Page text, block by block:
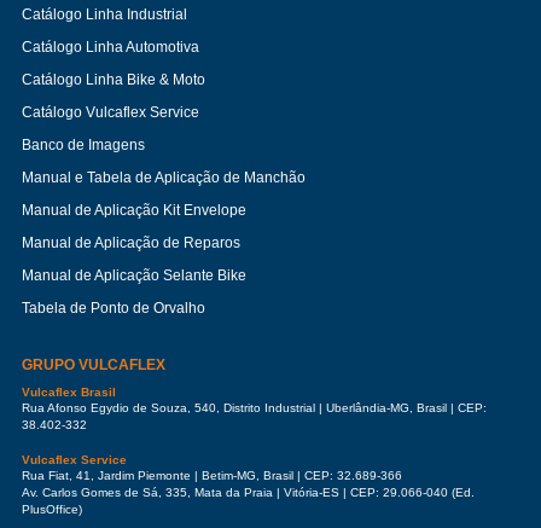
Catálogo Linha Industrial
Catálogo Linha Automotiva
Catálogo Linha Bike & Moto
Catálogo Vulcaflex Service
Banco de Imagens
Manual e Tabela de Aplicação de Manchão
Manual de Aplicação Kit Envelope
Manual de Aplicação de Reparos
Manual de Aplicação Selante Bike
Tabela de Ponto de Orvalho
GRUPO VULCAFLEX
Vulcaflex Brasil
Rua Afonso Egydio de Souza, 540, Distrito Industrial | Uberlândia-MG, Brasil | CEP:
38.402-332
Vulcaflex Service
Rua Fiat, 41, Jardim Piemonte | Betim-MG, Brasil | CEP: 32.689-366
Av. Carlos Gomes de Sá, 335, Mata da Praia | Vitória-ES | CEP: 29.066-040 (Ed.
PlusOffice)